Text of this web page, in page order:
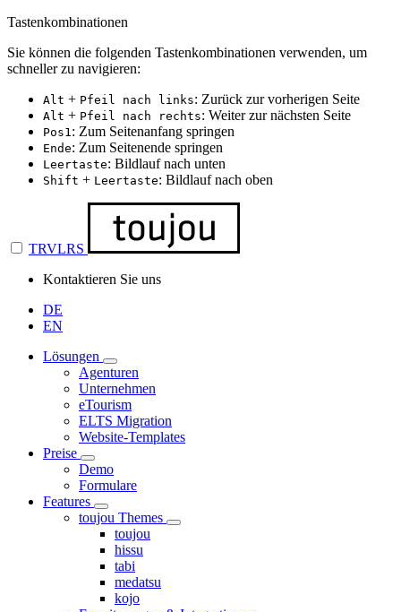
Tastenkombinationen
Sie können die folgenden Tastenkombinationen verwenden, um
schneller zu navigieren:
Alt + Pfeil nach links: Zurück zur vorherigen Seite
Alt + Pfeil nach rechts: Weiter zur nächsten Seite
Pos1: Zum Seitenanfang springen
Ende: Zum Seitenende springen
Leertaste: Bildlauf nach unten
Shift + Leertaste: Bildlauf nach oben
TRVLRS
Kontaktieren Sie uns
DE
EN
Lösungen
Agenturen
Unternehmen
eTourism
ELTS Migration
Website-Templates
Preise
Demo
Formulare
Features
toujou Themes
toujou
hissu
tabi
medatsu
kojo